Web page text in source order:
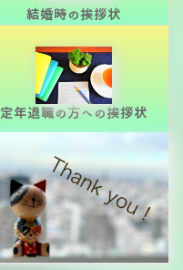
結婚時の挨拶状
定年退職の方への挨拶状